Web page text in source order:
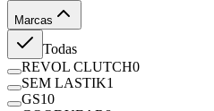
Marcas
Todas
REVOL CLUTCH0
SEM LASTIK1
GS10